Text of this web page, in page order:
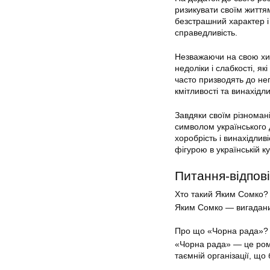
ризикувати своїм
безстрашний характер
справедливість.
Незважаючи на свою
недоліки і слабкості,
часто призводять до
кмітливості та
Завдяки своїм
символом
хоробрість і
фігурою в українській
Питання-
Хто такий Яким Сомко?
Яким Сомко —
Про що «Чорна рада»?
«Чорна рада» — це
таємній організації,